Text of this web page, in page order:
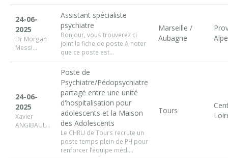
24-06-
2025
Dr Morgan
Messi...
Assistant spécialiste
psychiatre
Bonjour, vous trouverez ci
joint la fiche de poste A noter
que ce poste est...
Marseille /
Aubagne
24-06-
2025
Xavier
ANGIBAUL...
Poste de
Psychiatre/Pédopsychiatre
partagé entre une unité
d'hospitalisation pour
adolescents et la Maison
des Adolescents
Le CHRU de Tours recrute un
poste temps plein de PH pour
renforcer l’équipe médi...
Tours